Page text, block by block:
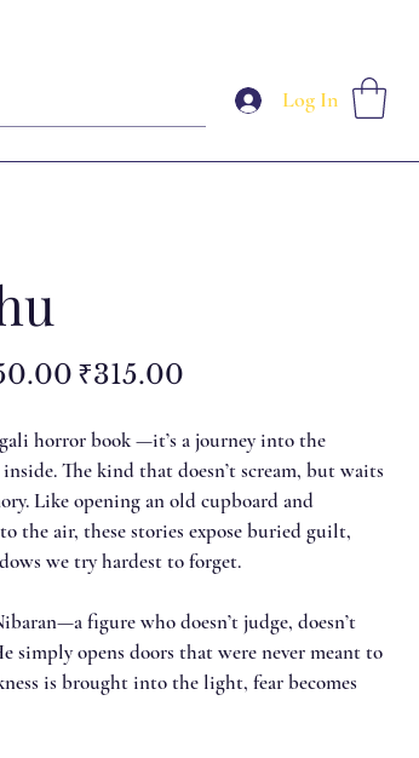
Log In
Sale
price
₹315.00
horror book —it’s a journey into the
The kind that doesn’t scream, but waits
Like opening an old cupboard and
the air, these stories expose buried guilt,
we try hardest to forget.
figure who doesn’t judge, doesn’t
simply opens doors that were never meant to
is brought into the light, fear becomes